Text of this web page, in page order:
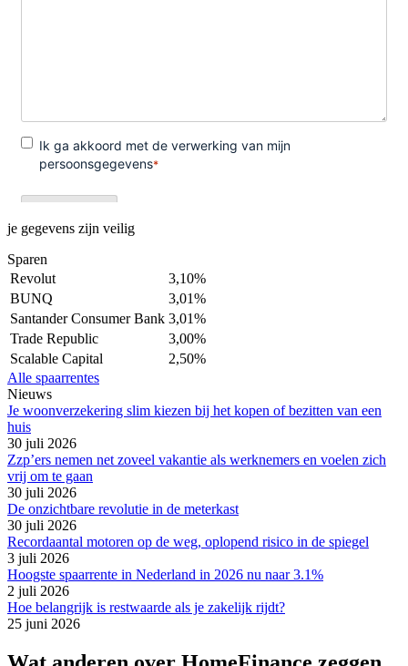
je gegevens zijn veilig
Sparen
Revolut
3,10%
BUNQ
3,01%
Santander Consumer Bank 3,01%
Trade Republic
3,00%
Scalable Capital
2,50%
Alle spaarrentes
Nieuws
Je woonverzekering slim kiezen bij het kopen of bezitten van een
huis
30 juli 2026
Zzp’ers nemen net zoveel vakantie als werknemers en voelen zich
vrij om te gaan
30 juli 2026
De onzichtbare revolutie in de meterkast
30 juli 2026
Recordaantal motoren op de weg, oplopend risico in de spiegel
3 juli 2026
Hoogste spaarrente in Nederland in 2026 nu naar 3.1%
2 juli 2026
Hoe belangrijk is restwaarde als je zakelijk rijdt?
25 juni 2026